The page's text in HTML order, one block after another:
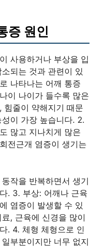
증 원인
사용하거나 부상을 입
되는 것과 관련이 있
나타나는 어깨 통증
이 나이가 들수록 많은
힘줄이 약해지기 때문
이 가장 높습니다. 2.
많고 지나치게 많은
전근개 염증이 생기는
작을 반복하면서 생기
. 3. 부상: 어깨나 근육
염증이 발생할 수 있
, 근육에 신경을 많이
. 4. 체형 체형으로 인
부분이지만 너무 없지